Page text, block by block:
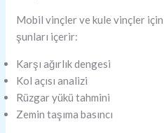
Mobil vinçler ve kule vinçler
şunları içerir:
Karşı ağırlık dengesi
Kol açısı analizi
Rüzgar yükü tahmini
Zemin taşıma basıncı